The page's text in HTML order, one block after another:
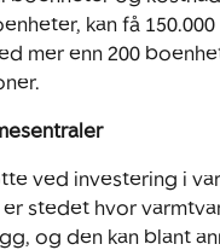
kan få 150.000
mer enn 200
ved investering i
stedet hvor
og den kan blant